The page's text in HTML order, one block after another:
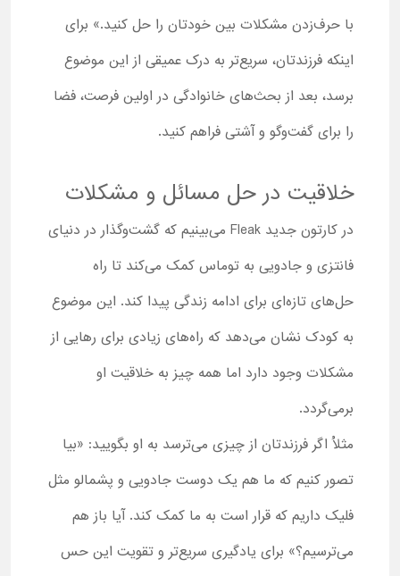
با حرف‌زدن مشکلات بین خودتان را حل کنید.» برای
اینکه فرزندتان، سریع‌تر به درک عمیقی از این موضوع
برسد، بعد از بحث‌های خانوادگی در اولین فرصت، فضا
را برای گفت‌وگو و آشتی فراهم کنید.
خلاقیت در حل مسائل و مشکلات
در کارتون جدید Fleak می‌بینیم که گشت‌وگذار در دنیای
فانتزی و جادویی به توماس کمک می‌کند تا راه‌
حل‌های تازه‌ای برای ادامه زندگی پیدا کند. این موضوع
به کودک نشان می‌دهد که راه‌های زیادی برای رهایی از
مشکلات وجود دارد اما همه چیز به خلاقیت او
برمی‌گردد.
مثلاُ اگر فرزندتان از چیزی می‌ترسد به او بگویید: «بیا
تصور کنیم که ما هم یک دوست جادویی و پشمالو مثل
فلیک داریم که قرار است به ما کمک کند. آیا باز هم
می‌ترسیم؟» برای یادگیری سریع‌تر و تقویت این حس